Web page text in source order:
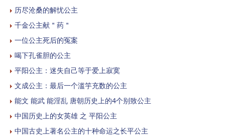
历尽沧桑的解忧公主
千金公主献＂药＂
一位公主死后的冤案
喝下孔雀胆的公主
平阳公主：迷失自己等于爱上寂寞
文成公主：最后一个滥竽充数的公主
能文 能武 能淫乱 唐朝历史上的4个别致公主
中国历史上的女英雄 之 平阳公主
中国古史上著名公主的十种命运之长平公主